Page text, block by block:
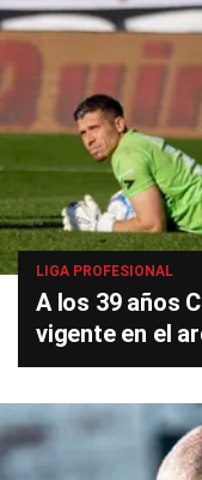
LIGA PROFESIONAL
A los 39 años
vigente en el